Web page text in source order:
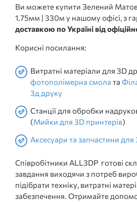
Ви можете купити Зелений
1.75мм | 330м у нашому офісі, з
доставкою по Україні від
Корисні посилання:
Витратні матеріали для 3D
фотополімерна смола та
3д друку
Станції для обробки
(Мийки для 3D принтерів)
Аксесуари та запчастини для
Співробітники ALL3DP готові
завдання виходячи з потреб
підібрати техніку, витратні
забезпечення. Отримайте